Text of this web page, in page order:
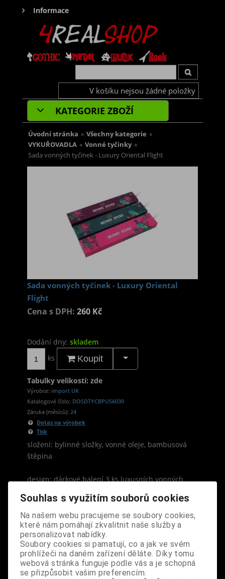
Informace
V košíku nejsou žádné položky
KATEGORIE ZBOŽÍ
Úvodní stránka » Všechny kategorie »
VYKUŘOVADLA » Vonné tyčinky »
Sada vonných tyčinek - Luxury Oriental Flight
Sada vonných tyčinek - Luxury Oriental
Flight
Cena s DPH: 260 Kč
Dodání dny: skladem
ks
Koupit
Tabulky velikostí: zde
Výrobce: import UK
Katalogové číslo: DOSDTYCBPUS6030
Záruka (měsíců): 24
Dotaz na výrobek
Tisk
složení: bylinné složky, vonné oleje, bambusová
štěpina
design: dárkové balení 3 ks luxusních vonných
Fialová krabička - Levandule a Med, Zelená
krabička - Pačuli a Bergamot, Růžová krabička -
Pivoňka růže, každé obdélníkové balení obsahuje
30 ks vonných tyčinek, které naplní váš domov
orientální vůní
rozměry: délka tyčinky 23 cm
Souhlas s využitím souborů cookies
Na našem webu pracujeme se soubory cookies,
které nám pomáhají zkvalitnit naše služby a
personalizovat nabídky.
Soubory cookies si pamatují, co a jak ve svém
prohlížeči na daném zařízení děláte. Díky tomu
webová stránka funguje podle vás a je schopná
se přizpůsobit vašim preferencím.